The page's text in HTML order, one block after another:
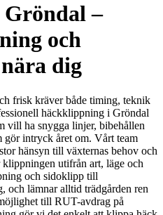
–
och
dig
frisk kräver både timing, teknik
häckklippning i Gröndal
vill ha snygga linjer, bibehållen
gör intryck året om. Vårt team
hänsyn till växternas behov och
utifrån art, läge och
och sidoklipp till
lämnar alltid trädgården ren
till RUT-avdrag på